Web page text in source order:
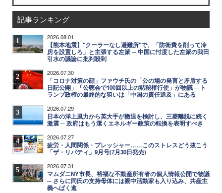
記事ランキング
1 2026.08.01
【熊本地震】"クーラーなし避難所"で、「防衛費を削って冷
房を設置しろ」と主張する左派 ─ 中国に忖度した左派の我田
引水の議論に批判殺到
2 2026.07.30
「コロナ対策の顔」ファウチ氏の「公の場の発言と矛盾する
日記公開」「公聴会で100回以上の黙秘権行使」が物議 ─ ト
ランプ政権の最終的な狙いは「中国の責任追及」にある
3 2026.07.29
日本の洋上風力から英大手が撤退を検討し、三菱離脱に続く
激震 ─ 政府はもう潔くエネルギー政策の転換を表明すべき
4 2026.07.27
疲労・人間関係・プレッシャー……このストレスどう抜こう
「ザ・リバティ」9月号(7月30日発売)
5 2026.07.31
マムダニNY市長、裕福な不動産所有者の個人情報公開で物議
─ さらに同氏の支持母体には親中活動家も入り込み、共産主
義へばく進